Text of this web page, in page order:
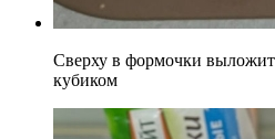
Сверху в формочки
кубиком